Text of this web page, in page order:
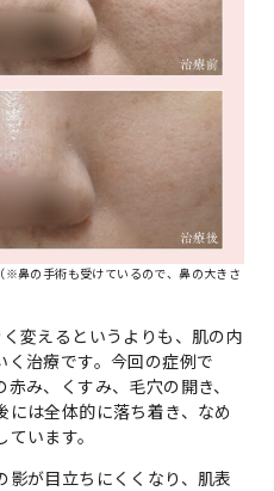
鼻の手術も受けているので、鼻の大きさ
変えるというよりも、肌の内
治療です。今回の症例で
み、くすみ、毛穴の開き、
は全体的に落ち着き、なめ
います。
が目立ちにくくなり、肌表